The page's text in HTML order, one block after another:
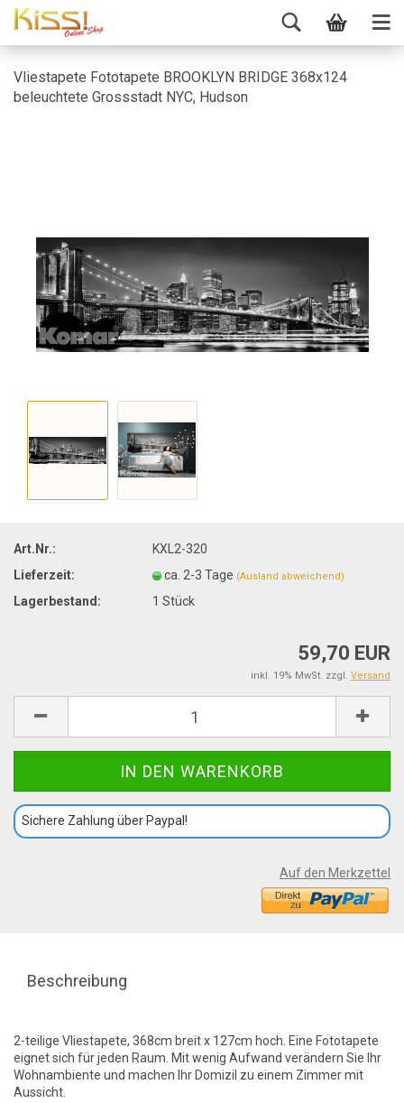
Vliestapete Fototapete BROOKLYN BRIDGE 368x124
beleuchtete Grossstadt NYC, Hudson
Art.Nr.:
KXL2-320
Lieferzeit:
ca. 2-3 Tage (Ausland abweichend)
Lagerbestand: 1Stück
59,70 EUR
inkl. 19% MwSt. zzgl. Versand
Sichere Zahlung über Paypal!
Auf den Merkzettel
Beschreibung
2-teilige Vliestapete, 368cm breit x 127cm hoch. Eine Fototapete
eignet sich für jeden Raum. Mit wenig Aufwand verändern Sie Ihr
Wohnambiente und machen Ihr Domizil zu einem Zimmer mit
Aussicht.